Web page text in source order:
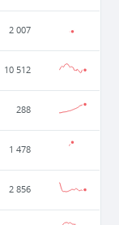
2 007
10 512
288
1 478
2 856